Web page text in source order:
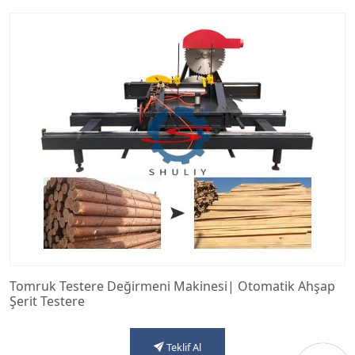
Tomruk Testere Değirmeni Makinesi| Otomatik Ahşap
Şerit Testere
Teklif Al